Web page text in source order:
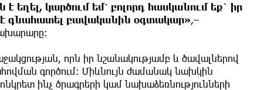
եղել, կարծում եմ՝ բոլորդ հասկանում եք` իր
է գնահատել բավականին օգտակար»,–
որն իր նշանակությամբ և ծավալներով
գործում։ Միևնույն ժամանակ նախկին
ինչ ծրագրերի կամ նախաձեռնությունների